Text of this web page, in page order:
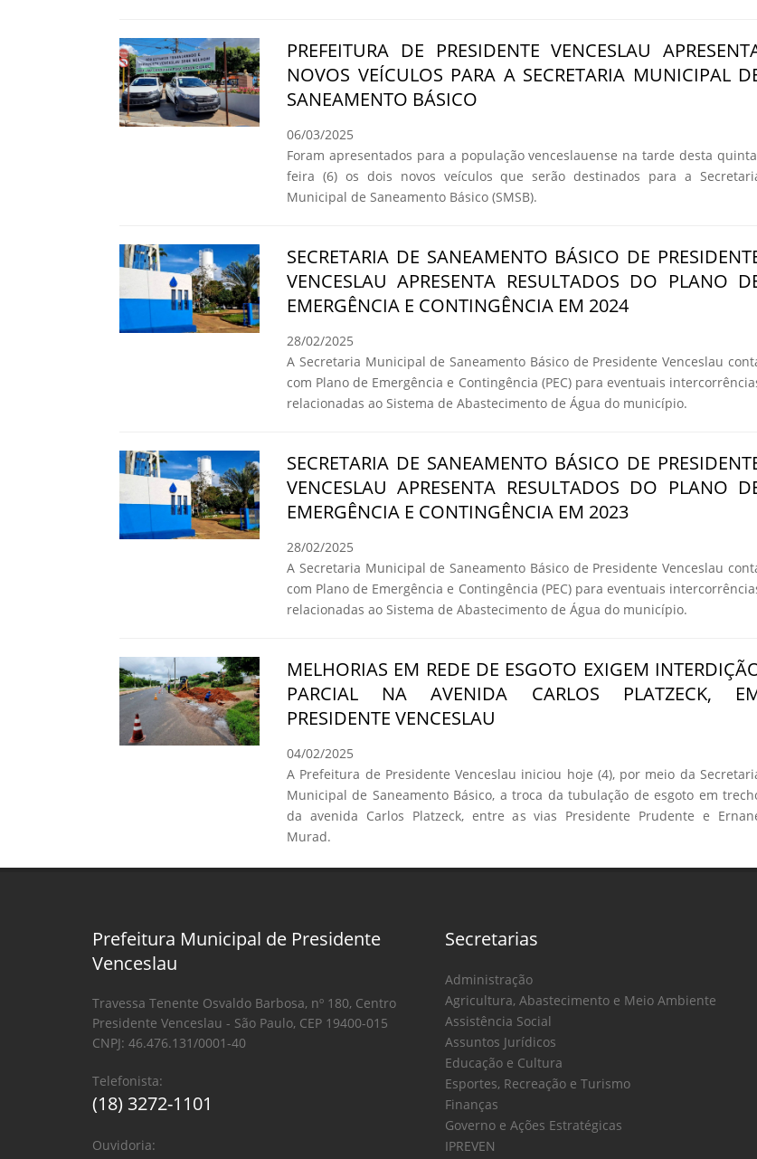
PREFEITURA DE PRESIDENTE VENCESLAU
NOVOS VEÍCULOS PARA A SECRETARIA MUNICIPAL
SANEAMENTO BÁSICO
06/03/2025
Foram apresentados para a população venceslauense na tarde desta
feira (6) os dois novos veículos que serão destinados para a
Municipal de Saneamento Básico (SMSB).
SECRETARIA DE SANEAMENTO BÁSICO DE
VENCESLAU APRESENTA RESULTADOS DO PLANO
EMERGÊNCIA E CONTINGÊNCIA EM 2024
28/02/2025
A Secretaria Municipal de Saneamento Básico de Presidente Venceslau
com Plano de Emergência e Contingência (PEC) para eventuais
relacionadas ao Sistema de Abastecimento de Água do município.
SECRETARIA DE SANEAMENTO BÁSICO DE
VENCESLAU APRESENTA RESULTADOS DO PLANO
EMERGÊNCIA E CONTINGÊNCIA EM 2023
28/02/2025
A Secretaria Municipal de Saneamento Básico de Presidente Venceslau
com Plano de Emergência e Contingência (PEC) para eventuais
relacionadas ao Sistema de Abastecimento de Água do município.
MELHORIAS EM REDE DE ESGOTO EXIGEM
PARCIAL NA AVENIDA CARLOS PLATZECK,
PRESIDENTE VENCESLAU
04/02/2025
A Prefeitura de Presidente Venceslau iniciou hoje (4), por meio da
Municipal de Saneamento Básico, a troca da tubulação de esgoto em
da avenida Carlos Platzeck, entre as vias Presidente Prudente e
Murad.
Prefeitura Municipal de Presidente
Venceslau
Travessa Tenente Osvaldo Barbosa, nº 180, Centro
Presidente Venceslau - São Paulo, CEP 19400-015
CNPJ: 46.476.131/0001-40
Telefonista:
(18) 3272-1101
Ouvidoria:
Secretarias
Administração
Agricultura, Abastecimento e Meio Ambiente
Assistência Social
Assuntos Jurídicos
Educação e Cultura
Esportes, Recreação e Turismo
Finanças
Governo e Ações Estratégicas
IPREVEN